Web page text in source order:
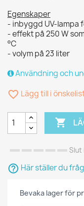
Egenskaper
- inbyggd UV-lampa
- effekt på 250 W
°C
- volym på 23 liter
Användning och
favorite_border Lägg till i

Slut
help_outline Här ställer du
Bevaka lager för